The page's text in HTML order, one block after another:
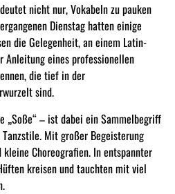
nicht nur, Vokabeln zu pauken
Dienstag hatten einige
die Gelegenheit, an einem Latin-
Anleitung eines professionellen
die tief in der
sind.
„Soße“ – ist dabei ein Sammelbegriff
Mit großer Begeisterung
Choreografien. In entspannter
kreisen und tauchten mit viel